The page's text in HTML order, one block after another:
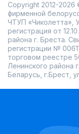
Copyright 2012-2026
фирменной
ЧТУП «Чиколетта»,
регистрация от
района г. Бреста.
регистрации №
торговом реестре
Ленинского района
Беларусь, г.Брест,